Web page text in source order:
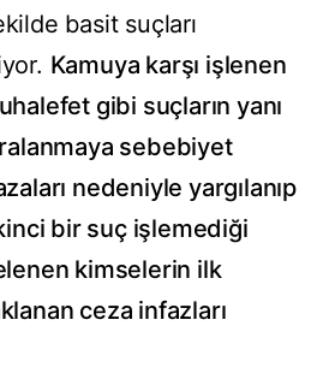
basit suçları
Kamuya karşı işlenen
gibi suçların yanı
sebebiyet
nedeniyle yargılanıp
bir suç işlemediği
kimselerin ilk
ceza infazları